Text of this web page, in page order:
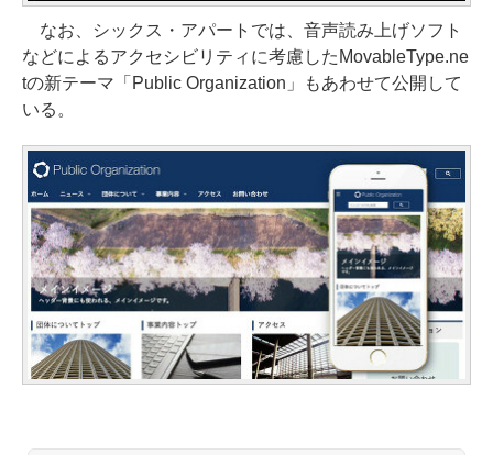
なお、シックス・アパートでは、音声読み上げソフト
などによるアクセシビリティに考慮したMovableType.ne
tの新テーマ「Public Organization」もあわせて公開して
いる。